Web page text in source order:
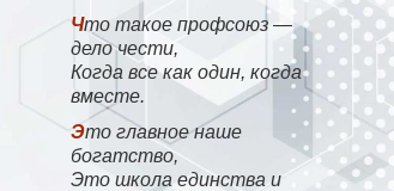
Что такое профсоюз —
дело чести,
Когда все как один, когда
вместе.
Это главное наше
богатство,
Это школа единства и